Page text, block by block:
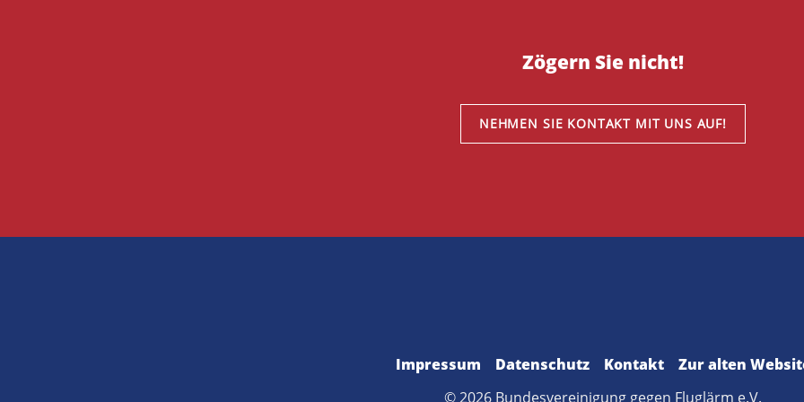
Zögern Sie nicht!
NEHMEN SIE KONTAKT MIT UNS AUF!
Impressum Datenschutz Kontakt
Zur alten
© 2026 Bundesvereinigung gegen Fluglärm e.V.